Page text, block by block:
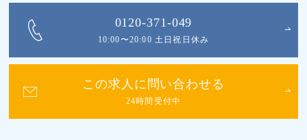
0120-371-049
10:00〜20:00 土日祝日休み
この求人に問い合わせる
24時間受付中